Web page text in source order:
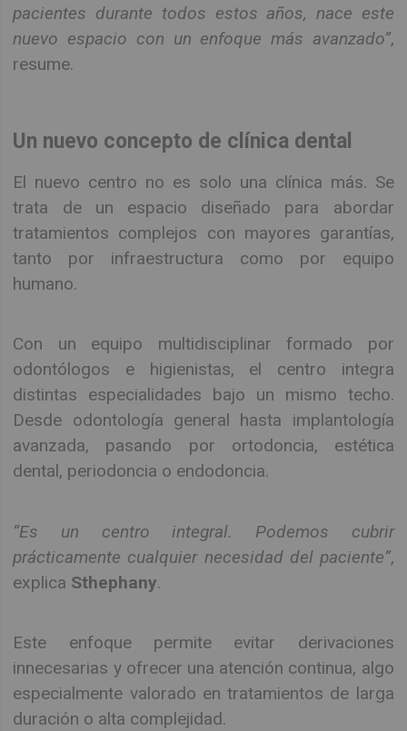
pacientes durante todos estos años, nace este
nuevo espacio con un enfoque más avanzado”,
resume.
Un nuevo concepto de clínica dental
El nuevo centro no es solo una clínica más. Se
trata de un espacio diseñado para abordar
tratamientos complejos con mayores garantías,
tanto por infraestructura como por equipo
humano.
Con un equipo multidisciplinar formado por
odontólogos e higienistas, el centro integra
distintas especialidades bajo un mismo techo.
Desde odontología general hasta implantología
avanzada, pasando por ortodoncia, estética
dental, periodoncia o endodoncia.
“Es un centro integral. Podemos cubrir
prácticamente cualquier necesidad del paciente”,
explica Sthephany.
Este enfoque permite evitar derivaciones
innecesarias y ofrecer una atención continua, algo
especialmente valorado en tratamientos de larga
duración o alta complejidad.